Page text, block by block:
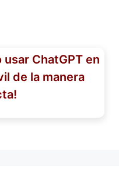
usar ChatGPT en
de la manera